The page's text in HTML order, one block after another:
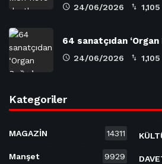
24/06/2026 1,105
64 sanatçıdan ‘Organ
24/06/2026 1,105
Kategoriler
MAGAZİN 14311
Manşet 9929